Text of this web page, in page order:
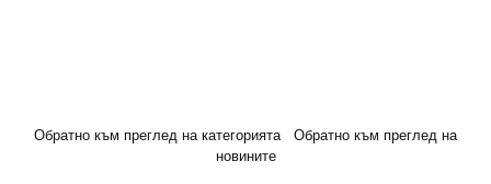
Обратно към преглед на категорията
Обратно към преглед на
новините